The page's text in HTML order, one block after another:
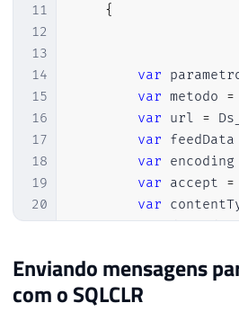
11
12
13
14
15
16
17
18
19
20
21
23
24
{
var
var metodo =
var url =
var feedData
var encoding
var accept =
var
var
var timeout
Enviando mensagens
com o SQLCLR